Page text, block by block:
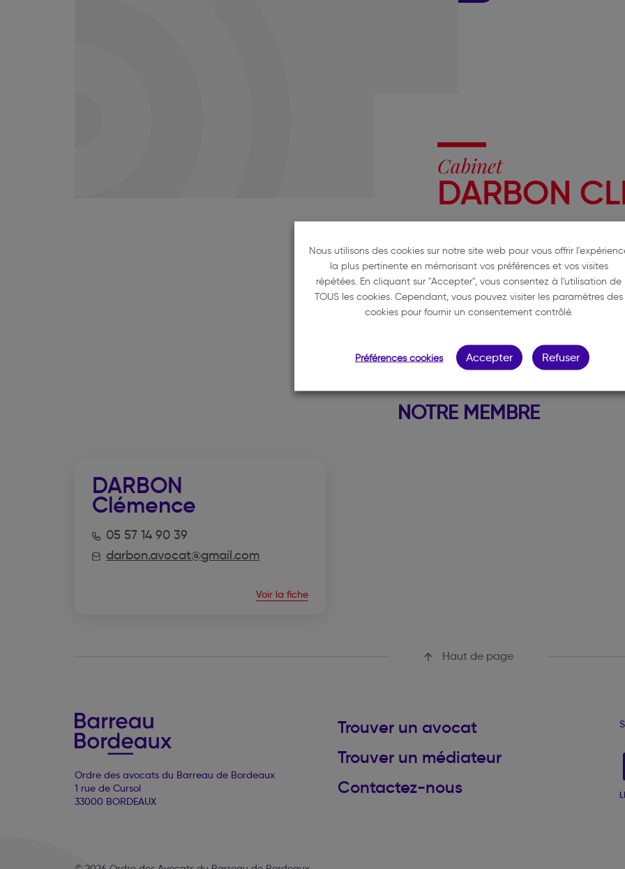
Cabinet
DARBON
2ème étage
33000 BORDEAUX
05 57 14 90 39
darbon.avocat@gmail.com
NOTRE MEMBRE
DARBON
Clémence
05 57 14 90 39
darbon.avocat@gmail.com
Voir la fiche
Haut de page
Ordre des avocats du Barreau de Bordeaux
1 rue de Cursol
33000 BORDEAUX
Trouver un avocat
Trouver un médiateur
Contactez-nous
Nous utilisons des cookies sur notre site web pour vous offrir
la plus pertinente en mémorisant vos préférences et vos visites
répétées. En cliquant sur "Accepter", vous consentez à l'utilisation de
TOUS les cookies. Cependant, vous pouvez visiter les paramètres des
cookies pour fournir un consentement contrôlé.
Préférences cookies Accepter Refuser